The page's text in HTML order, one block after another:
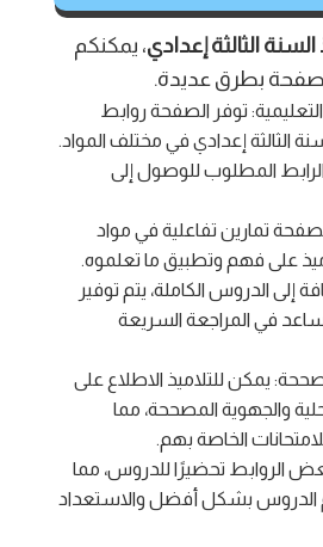
السنة الثالثة إعدادي، يمكنكم
بطرق عديدة.
توفر الصفحة روابط
الثالثة إعدادي في مختلف المواد.
الرابط المطلوب للوصول إلى
تمارين تفاعلية في مواد
على فهم وتطبيق ما تعلموه.
إلى الدروس الكاملة، يتم توفير
في المراجعة السريعة
يمكن للتلاميذ الاطلاع على
والجهوية المصححة، مما
الخاصة بهم.
الروابط تحضيرًا للدروس، مما
الدروس بشكل أفضل والاستعداد